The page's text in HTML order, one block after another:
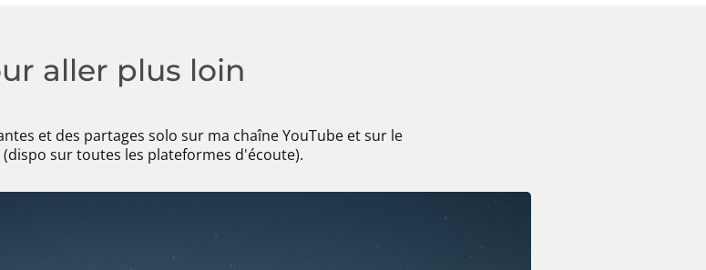
aller plus loin
et des partages solo sur ma chaîne YouTube et sur le
(dispo sur toutes les plateformes d'écoute).